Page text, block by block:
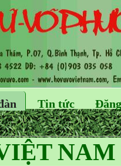
Tin tức